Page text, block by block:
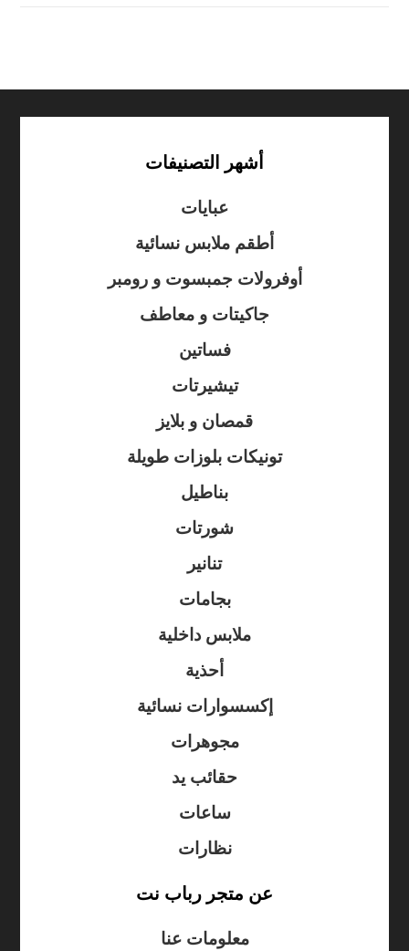
أشهر التصنيفات
عبايات
أطقم ملابس نسائية
أوفرولات جمبسوت و رومبر
جاكيتات و معاطف
فساتين
تيشيرتات
قمصان و بلايز
تونيكات بلوزات طويلة
بناطيل
شورتات
تنانير
بجامات
ملابس داخلية
أحذية
إكسسوارات نسائية
مجوهرات
حقائب يد
ساعات
نظارات
عن متجر رباب نت
معلومات عنا